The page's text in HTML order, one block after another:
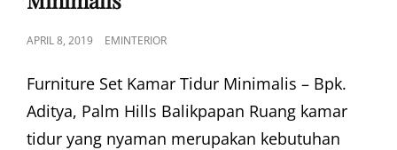
POSTED
APRIL 8, 2019 EMINTERIOR
Furniture Set Kamar Tidur Minimalis – Bpk.
Aditya, Palm Hills Balikpapan Ruang kamar
tidur yang nyaman merupakan kebutuhan